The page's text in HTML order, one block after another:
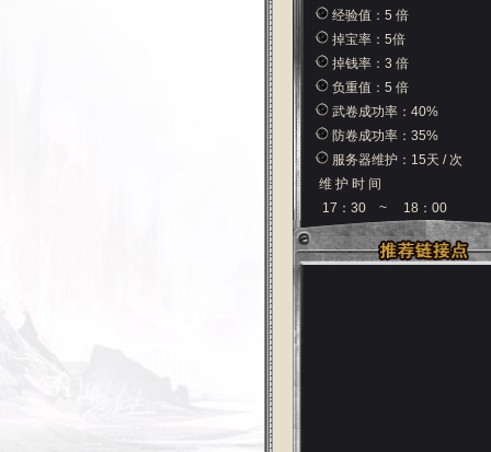
经验值：5 倍
掉宝率：5倍
掉钱率：3 倍
负重值：5 倍
武卷成功率：40%
防卷成功率：35%
服务器维护：15天 / 次
维 护 时 间
17：30 ~ 18：00